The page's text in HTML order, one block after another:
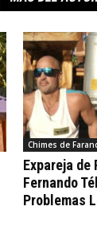
Chimes de
Expareja de
Fernando
Problemas